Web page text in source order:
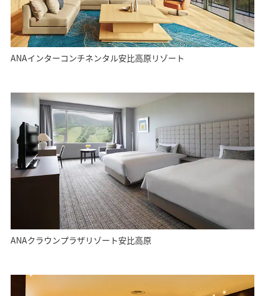
ANAインターコンチネンタル安比高原リゾート
ANAクラウンプラザリゾート安比高原